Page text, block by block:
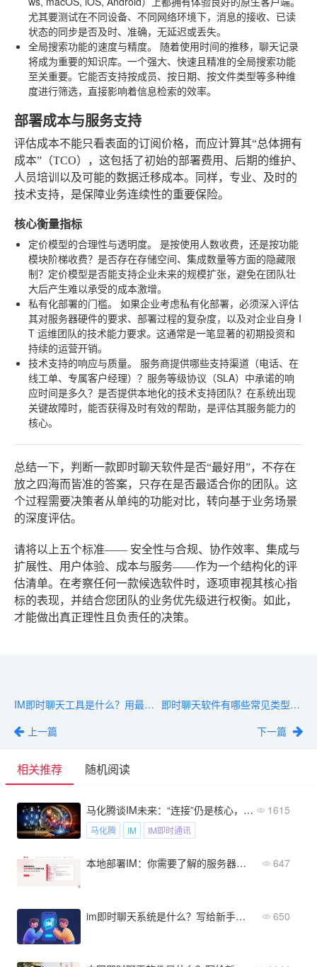
尤其要测试在不同设备、不同网络环境下，消息的接收、已读
状态的同步是否及时、准确，无延迟或丢失。
全局搜索功能的速度与精度。
随着使用时间的推移，聊天记录
将成为重要的知识库。一个强大、快速且精准的全局搜索功能
至关重要。它能否支持按成员、按日期、按文件类型等多种维
度进行筛选，直接影响着信息检索的效率。
部署成本与服务支持
评估成本不能只看表面的订阅价格，而应计算其“总体拥有
成本”（TCO），这包括了初始的部署费用、后期的维护、
人员培训以及可能的数据迁移成本。同样，专业、及时的
技术支持，是保障业务连续性的重要保险。
核心衡量指标
定价模型的合理性与透明度。
是按使用人数收费，还是按功能
模块阶梯收费？是否存在存储空间、集成数量等方面的隐藏限
制？定价模型是否能支持企业未来的规模扩张，避免在团队壮
大后产生难以承受的成本激增。
私有化部署的门槛。
如果企业考虑私有化部署，必须深入评估
其对服务器硬件的要求、部署过程的复杂度，以及对企业自身 I
T 运维团队的技术能力要求。这通常是一笔显著的初期投资和
持续的运营开销。
技术支持的响应与质量。
服务商提供哪些支持渠道（电话、在
线工单、专属客户经理）？服务等级协议（SLA）中承诺的响
应时间是多久？是否提供本地化的技术支持团队？在系统出现
关键故障时，能否获得及时有效的帮助，是评估其服务能力的
核心。
总结一下，判断一款即时聊天软件是否“最好用”，不存在
放之四海而皆准的答案，只存在是否最适合你的团队。这
个过程需要决策者从单纯的功能对比，转向基于业务场景
的深度评估。
请将以上五个标准—— 安全性与合规、协作效率、集成与
扩展性、用户体验、成本与服务——作为一个结构化的评
估清单。在考察任何一款候选软件时，逐项审视其核心指
标的表现，并结合您团队的业务优先级进行权衡。如此，
才能做出真正理性且负责任的决策。
IM即时聊天工具是什么？用最简单的话解释清楚
上一篇
即时聊天软件有哪些常见类型？面向个人、团队和企业的区别
下一篇
相关推荐 随机阅读
马化腾谈IM未来：“连接”仍是核心，但需要更“智能”的连接方式 1615
马化腾 IM IM即时通讯
本地部署IM：你需要了解的服务器和网络知识 647
im即时聊天系统是什么？写给新手的通俗易懂解释 650